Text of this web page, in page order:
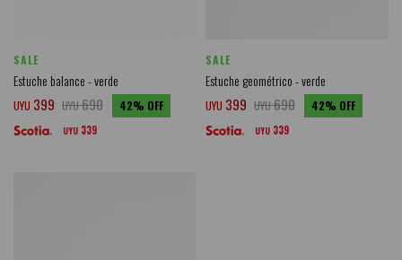
SALE
Estuche balance - verde
UYU 399 UYU690 42
UYU 339
SALE
Estuche geométrico - verde
UYU 399 UYU690 42
UYU 339